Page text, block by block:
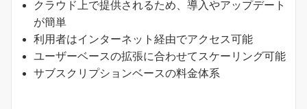
クラウド上で提供されるため、導入やアップデート
が簡単
利用者はインターネット経由でアクセス可能
ユーザーベースの拡張に合わせてスケーリング可能
サブスクリプションベースの料金体系